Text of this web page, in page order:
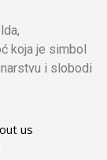
koja je simbol
i slobodi
us